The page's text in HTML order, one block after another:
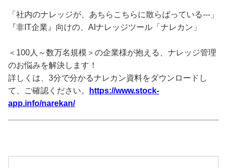
「社内のナレッジが、あちらこちらに散らばっている---」
『非IT企業』向けの、AIナレッジツール「ナレカン」
＜100人～数万名規模＞の企業様が抱える、ナレッジ管理
のお悩みを解決します！
詳しくは、3分で分かるナレカン資料をダウンロードし
て、ご確認ください。
https://www.stock-
app.info/narekan/